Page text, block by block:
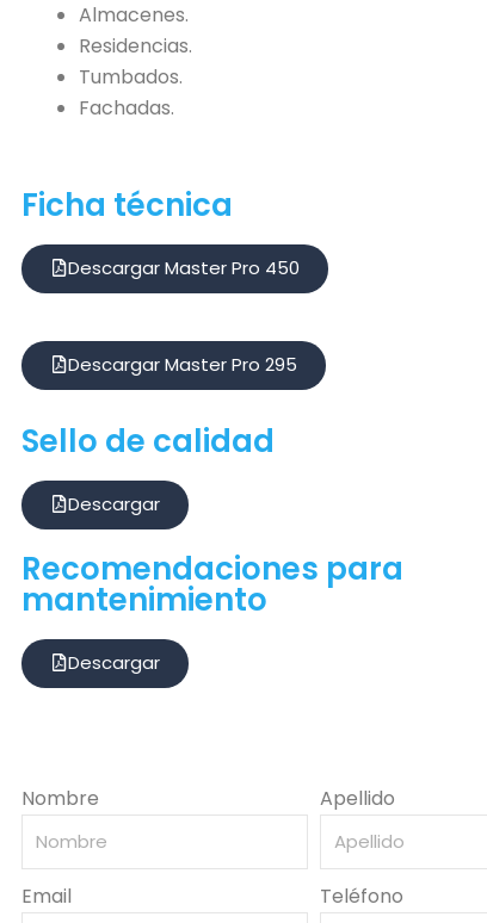
Almacenes.
Residencias.
Tumbados.
Fachadas.
Ficha técnica
Descargar Master Pro 450
Descargar Master Pro 295
Sello de calidad
Descargar
Recomendaciones para
mantenimiento
Descargar
Nombre Apellido
Email Teléfono